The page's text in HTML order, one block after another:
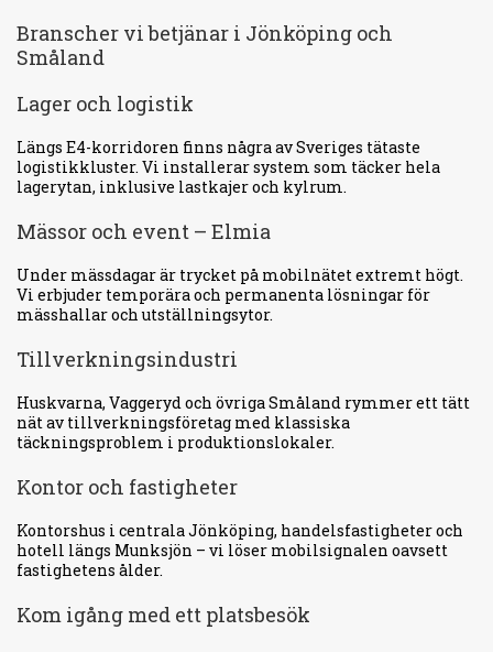
Branscher vi betjänar i Jönköping och
Småland
Lager och logistik
Längs E4-korridoren finns några av Sveriges tätaste
logistikkluster. Vi installerar system som täcker hela
lagerytan, inklusive lastkajer och kylrum.
Mässor och event – Elmia
Under mässdagar är trycket på mobilnätet extremt högt.
Vi erbjuder temporära och permanenta lösningar för
mässhallar och utställningsytor.
Tillverkningsindustri
Huskvarna, Vaggeryd och övriga Småland rymmer ett tätt
nät av tillverkningsföretag med klassiska
täckningsproblem i produktionslokaler.
Kontor och fastigheter
Kontorshus i centrala Jönköping, handelsfastigheter och
hotell längs Munksjön – vi löser mobilsignalen oavsett
fastighetens ålder.
Kom igång med ett platsbesök